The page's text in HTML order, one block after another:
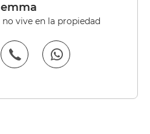
Gemma
vive en la propiedad